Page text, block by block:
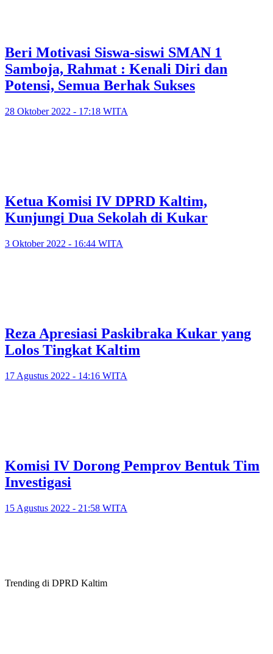
Beri Motivasi Siswa-siswi SMAN 1
Samboja, Rahmat : Kenali Diri dan
Potensi, Semua Berhak Sukses
28 Oktober 2022 - 17:18 WITA
Ketua Komisi IV DPRD Kaltim,
Kunjungi Dua Sekolah di Kukar
3 Oktober 2022 - 16:44 WITA
Reza Apresiasi Paskibraka Kukar yang
Lolos Tingkat Kaltim
17 Agustus 2022 - 14:16 WITA
Komisi IV Dorong Pemprov Bentuk Tim
Investigasi
15 Agustus 2022 - 21:58 WITA
Trending di DPRD Kaltim